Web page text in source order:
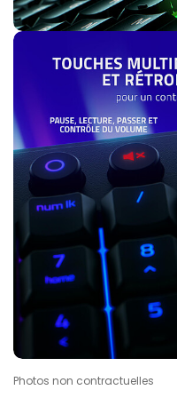
Photos non contractuelles